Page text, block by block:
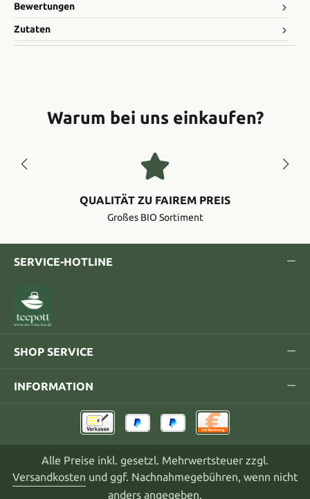
Bewertungen
Zutaten
Warum bei uns einkaufen?
QUALITÄT ZU FAIREM PREIS
Großes BIO Sortiment
SERVICE-HOTLINE
SHOP SERVICE
INFORMATION
Alle Preise inkl. gesetzl. Mehrwertsteuer zzgl.
Versandkosten und ggf. Nachnahmegebühren, wenn nicht
anders angegeben.